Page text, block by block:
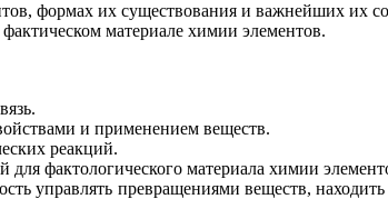
формах их существования и важнейших их
материале химии элементов.
и применением веществ.
реакций.
фактологического материала химии
управлять превращениями веществ,